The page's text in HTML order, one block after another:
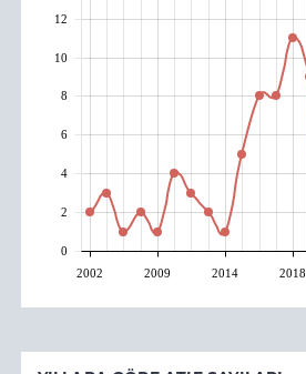
2002 2009 2014 2018
0
2
4
6
8
10
12